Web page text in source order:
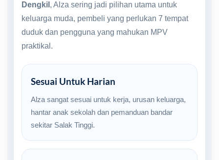
Dengkil , Alza sering jadi pilihan utama untuk
keluarga muda, pembeli yang perlukan 7 tempat
duduk dan pengguna yang mahukan MPV
praktikal.
Sesuai Untuk Harian
Alza sangat sesuai untuk kerja, urusan keluarga,
hantar anak sekolah dan pemanduan bandar
sekitar Salak Tinggi.